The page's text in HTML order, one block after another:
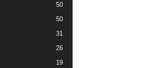
50
50
31
26
19